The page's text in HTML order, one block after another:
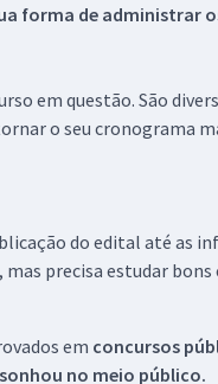
forma de administrar
em questão. São
o seu cronograma
do edital até as
precisa estudar
em concursos
no meio público.